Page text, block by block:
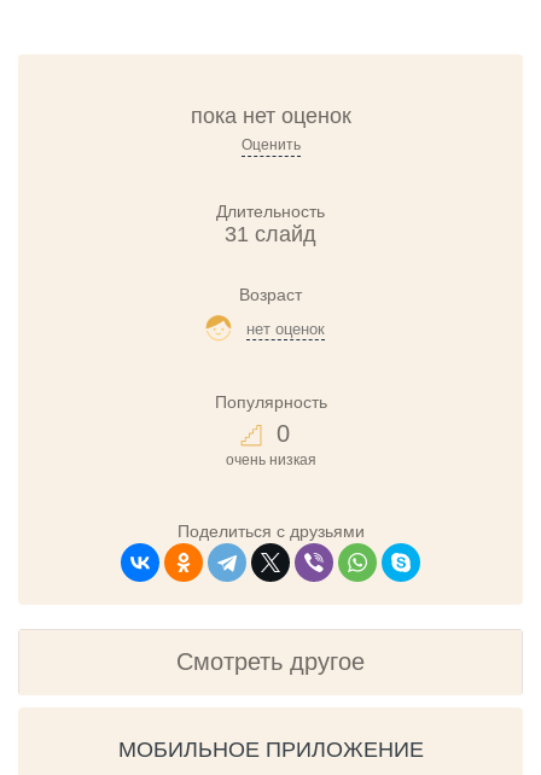
пока нет оценок
Оценить
Длительность
31 слайд
Возраст
нет оценок
Популярность
0
очень низкая
Поделиться с друзьями
Смотреть другое
МОБИЛЬНОЕ ПРИЛОЖЕНИЕ